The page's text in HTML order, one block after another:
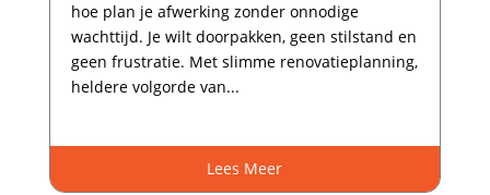
hoe plan je afwerking zonder onnodige
wachttijd.​ Je wilt doorpakken, geen stilstand en
geen frustratie.​ Met slimme renovatieplanning,
heldere volgorde van...
Lees Meer